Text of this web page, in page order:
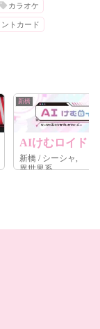
カラオケ
ントカード
新橋
AIけむロイド
新橋 / シーシャ,
異世界系